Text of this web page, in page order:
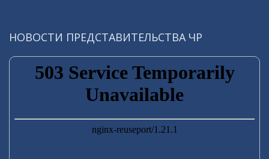
НОВОСТИ ПРЕДСТАВИТЕЛЬСТВА ЧР